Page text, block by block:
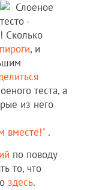
Слоеное
тесто -
Сколько
пироги, и
теста, а
из него
вместе!" .
по поводу
то, что
здесь.